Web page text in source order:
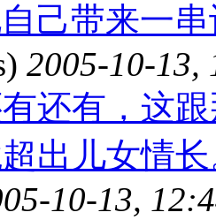
己带来一
2005-10-13,
还有，这
出儿女情
10-13,